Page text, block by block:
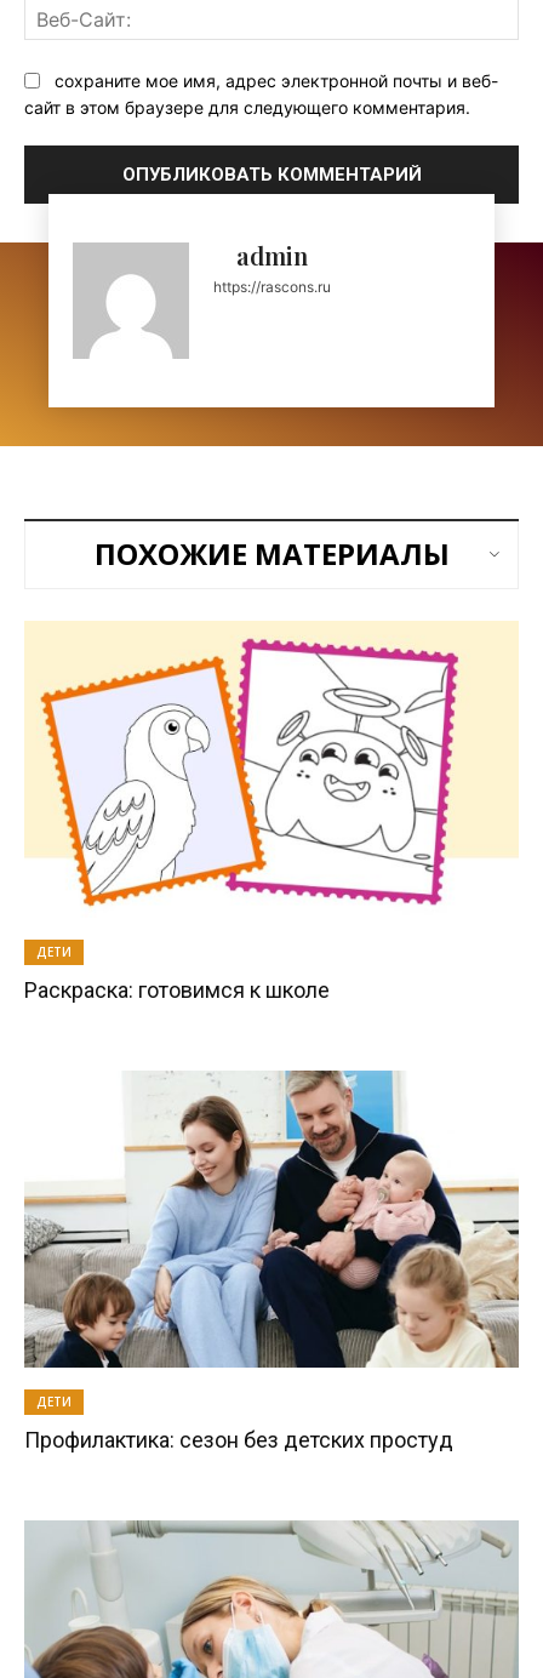
сохраните мое имя, адрес электронной почты и веб-
сайт в этом браузере для следующего комментария.
admin
https://rascons.ru
ПОХОЖИЕ МАТЕРИАЛЫ
ДЕТИ
Раскраска: готовимся к школе
ДЕТИ
Профилактика: сезон без детских простуд